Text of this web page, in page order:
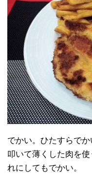
でかい。ひたすらでか
叩いて薄くした肉を
れにしてもでかい。